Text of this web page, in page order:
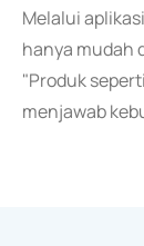
Melalui
hanya mudah
"Produk
menjawab